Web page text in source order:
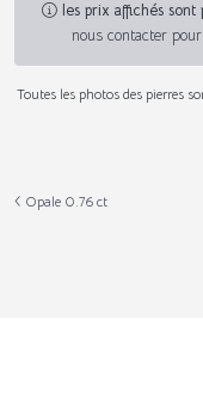
les prix affichés sont
nous contacter
Toutes les photos des pierres
Opale 0.76 ct